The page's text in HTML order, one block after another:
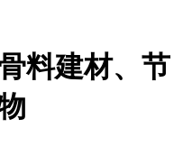
料建材、节